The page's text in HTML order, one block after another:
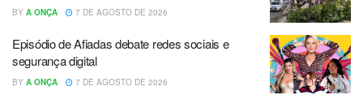
BY A ONÇA 7 DE AGOSTO DE 2026
Episódio de Afiadas debate redes sociais e
segurança digital
BY A ONÇA 7 DE AGOSTO DE 2026